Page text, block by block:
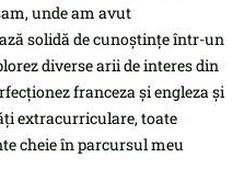
unde am avut
solidă de cunoștințe într-un
diverse arii de interes din
franceza și engleza și
extracurriculare, toate
cheie în parcursul meu